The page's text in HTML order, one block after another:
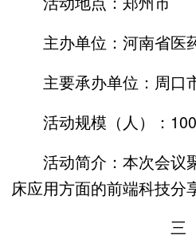
主办单位：河南省医
主要承办单位：周口
活动规模（人）：100
活动简介：本次会议
床应用方面的前端科技分
三